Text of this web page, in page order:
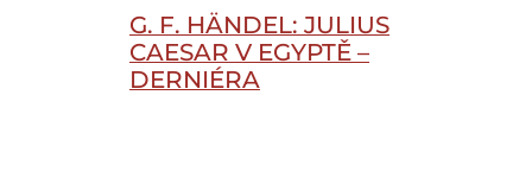
G. F. HÄNDEL: JULIUS
CAESAR V EGYPTĚ –
DERNIÉRA